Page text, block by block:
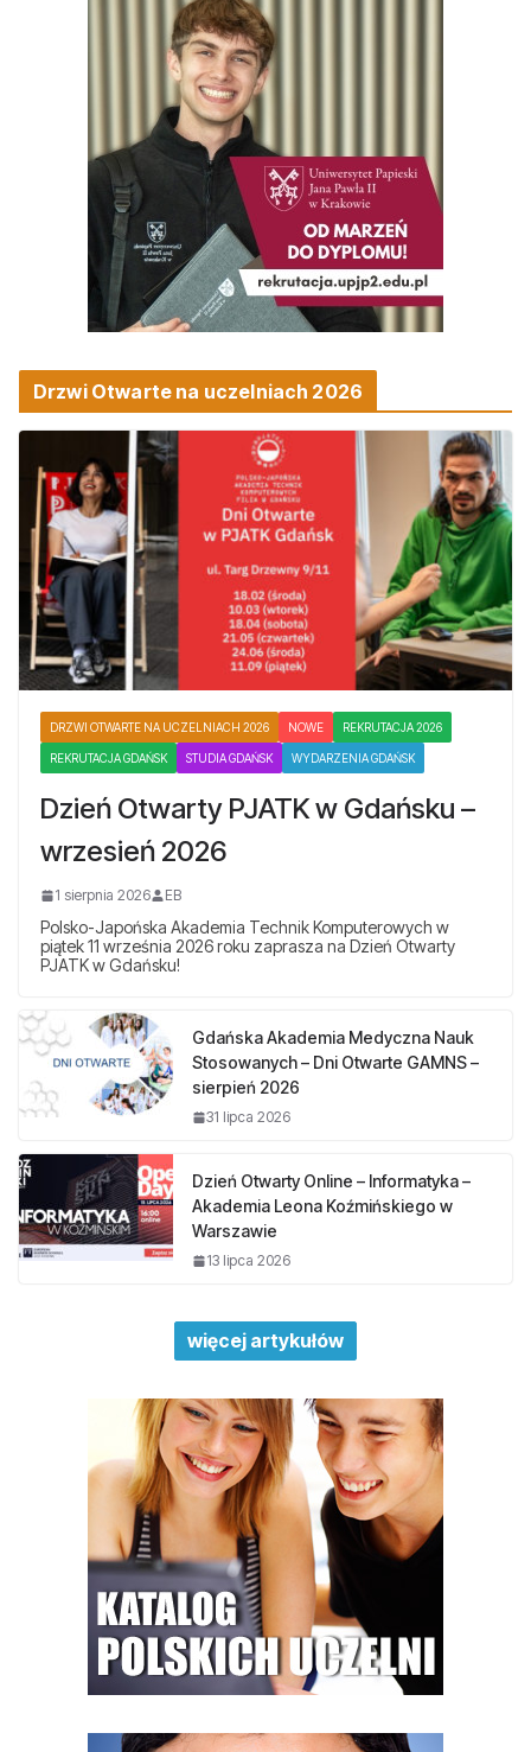
Drzwi Otwarte na uczelniach 2026
DRZWI OTWARTE NA UCZELNIACH 2026 NOWE REKRUTACJA 2026
REKRUTACJA GDAŃSK STUDIA GDAŃSK WYDARZENIA GDAŃSK
Dzień Otwarty PJATK w Gdańsku –
wrzesień 2026
1 sierpnia 2026 EB
Polsko-Japońska Akademia Technik Komputerowych w
piątek 11 września 2026 roku zaprasza na Dzień Otwarty
PJATK w Gdańsku!
Gdańska Akademia Medyczna Nauk
Stosowanych – Dni Otwarte GAMNS –
sierpień 2026
31 lipca 2026
Dzień Otwarty Online – Informatyka –
Akademia Leona Koźmińskiego w
Warszawie
13 lipca 2026
więcej artykułów